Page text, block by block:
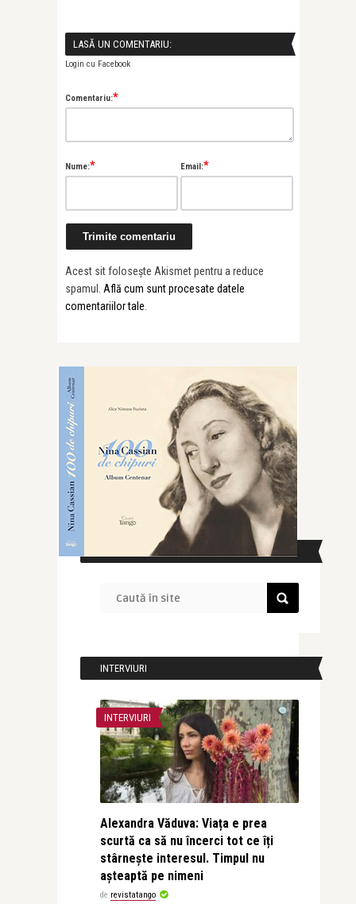
LASĂ UN COMENTARIU:
Login cu Facebook
Comentariu:*
Nume:* Email:*
Acest sit folosește Akismet pentru a reduce
spamul. Află cum sunt procesate datele
comentariilor tale.
CAUTĂ ÎN SITE
INTERVIURI
INTERVIURI
Alexandra Văduva: Viața e prea
scurtă ca să nu încerci tot ce îți
stârnește interesul. Timpul nu
așteaptă pe nimeni
de revistatango